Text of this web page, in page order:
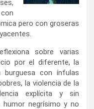
pero con groseras
sobre varias
por el diferente, la
burguesa con ínfulas
la violencia de la
explícita y sin
negrísimo y no